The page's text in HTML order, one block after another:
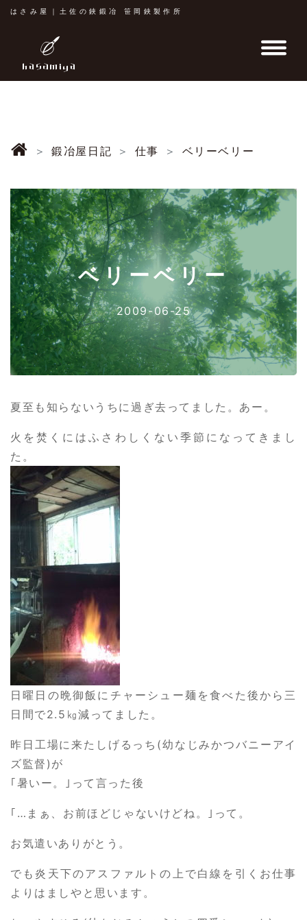
はさみ屋｜土佐の鋏鍛冶 笹岡鋏製作所
鍛冶屋日記 仕事 ベリーベリー
ベリーベリー
2009-06-25
夏至も知らないうちに過ぎ去ってました。あー。
火を焚くにはふさわしくない季節になってきまし
た。
日曜日の晩御飯にチャーシュー麺を食べた後から三
日間で2.5㎏減ってました。
昨日工場に来たしげるっち(幼なじみかつバニーアイ
ズ監督)が
｢暑いー。｣って言った後
｢…まぁ、お前ほどじゃないけどね。｣って。
お気遣いありがとう。
でも炎天下のアスファルトの上で白線を引くお仕事
よりはましやと思います。